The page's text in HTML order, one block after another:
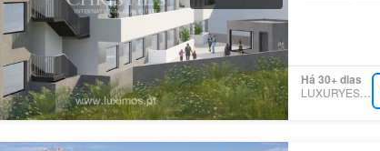
Há 30+ dias
LUXURYESTATE